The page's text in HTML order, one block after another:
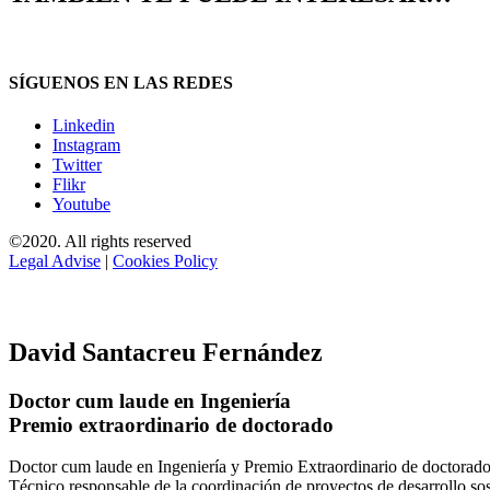
SÍGUENOS EN LAS REDES
Linkedin
Instagram
Twitter
Flikr
Youtube
©2020. All rights reserved
Legal Advise | Cookies Policy
David Santacreu Fernández
Doctor cum laude en Ingeniería
Premio extraordinario de doctorado
Doctor cum laude en Ingeniería y Premio Extraordinario de